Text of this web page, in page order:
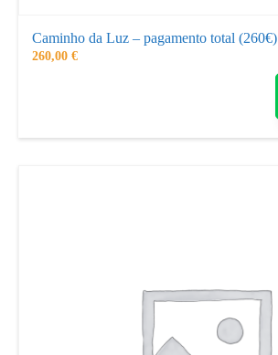
Caminho da Luz – pagamento total (260€)
260,00 €